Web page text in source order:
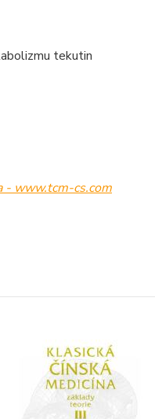
tekutin
- www.tcm-cs.com